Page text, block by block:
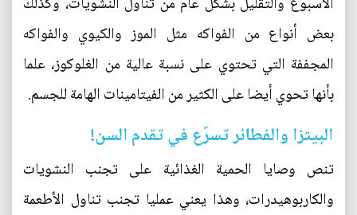
بعض أنواع من الفواكه مثل الموز والكيوي والفواكه
المجففة التي تحتوي على نسبة عالية من الغلوكوز، علما
بأنها تحوي أيضا على الكثير من الفيتامينات الهامة للجسم.
البيتزا والفطائر تسرّع في تقدم السن!
تنص وصايا الحمية الغذائية على تجنب النشويات
والكاربوهيدرات، وهذا يعني عمليا تجنب تناول الأطعمة